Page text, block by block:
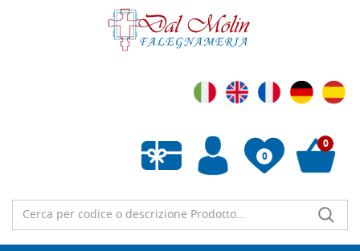
0
Wishlist vuota
0